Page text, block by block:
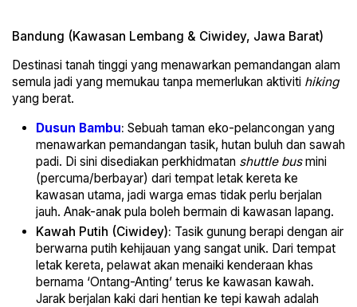
Bandung (Kawasan Lembang & Ciwidey, Jawa Barat)
Destinasi tanah tinggi yang menawarkan pemandangan alam
semula jadi yang memukau tanpa memerlukan aktiviti hiking
yang berat.
Dusun Bambu: Sebuah taman eko-pelancongan yang
menawarkan pemandangan tasik, hutan buluh dan sawah
padi. Di sini disediakan perkhidmatan shuttle busmini
(percuma/berbayar) dari tempat letak kereta ke
kawasan utama, jadi warga emas tidak perlu berjalan
jauh. Anak-anak pula boleh bermain di kawasan lapang.
Kawah Putih (Ciwidey): Tasik gunung berapi dengan air
berwarna putih kehijauan yang sangat unik. Dari tempat
letak kereta, pelawat akan menaiki kenderaan khas
bernama ‘Ontang-Anting’ terus ke kawasan kawah.
Jarak berjalan kaki dari hentian ke tepi kawah adalah